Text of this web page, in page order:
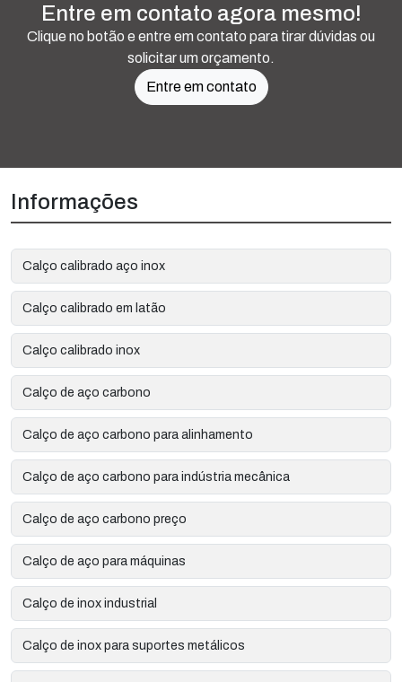
Entre em contato agora mesmo!
Clique no botão e entre em contato para tirar dúvidas ou
solicitar um orçamento.
Entre em contato
Informações
Calço calibrado aço inox
Calço calibrado em latão
Calço calibrado inox
Calço de aço carbono
Calço de aço carbono para alinhamento
Calço de aço carbono para indústria mecânica
Calço de aço carbono preço
Calço de aço para máquinas
Calço de inox industrial
Calço de inox para suportes metálicos